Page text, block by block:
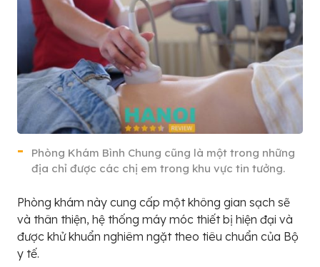
Phòng Khám Bình Chung cũng là một trong những
địa chỉ được các chị em trong khu vực tin tưởng.
Phòng khám này cung cấp một không gian sạch sẽ
và thân thiện, hệ thống máy móc thiết bị hiện đại và
được khử khuẩn nghiêm ngặt theo tiêu chuẩn của Bộ
y tế.